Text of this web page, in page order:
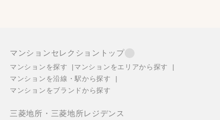
マンションセレクショントップ
マンションを探す
マンションをエリアから探す
マンションを沿線・駅から探す
マンションをブランドから探す
三菱地所・三菱地所レジデンス